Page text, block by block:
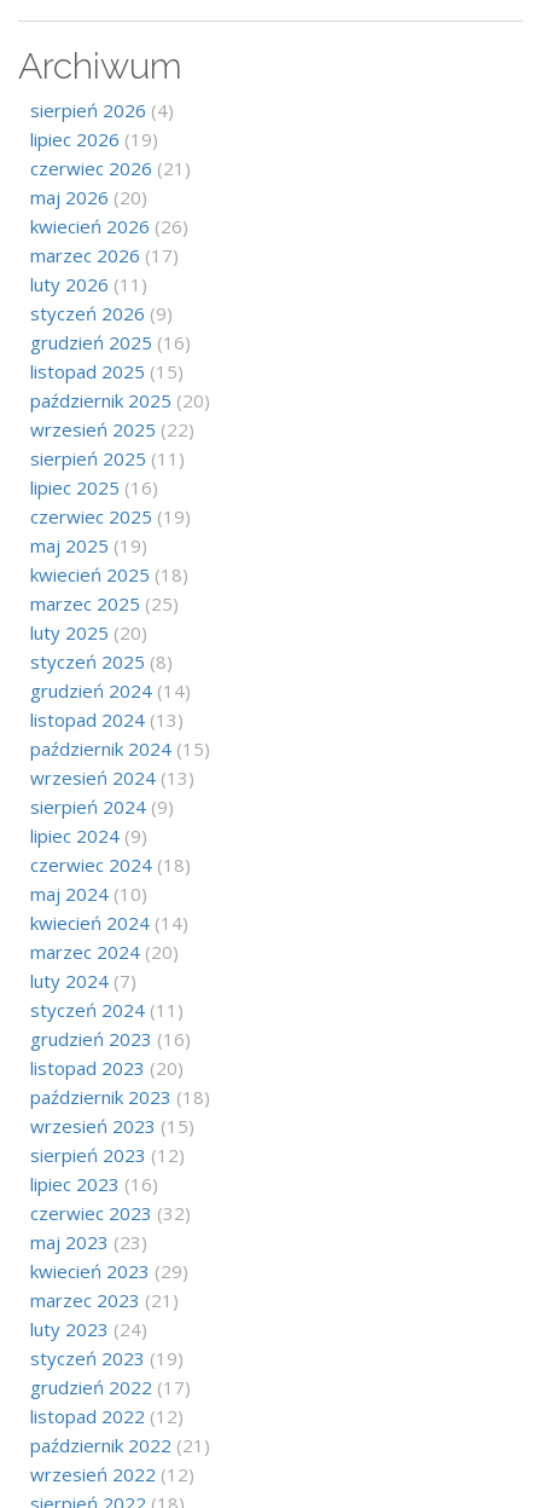
Archiwum
sierpień 2026 (4)
lipiec 2026 (19)
czerwiec 2026 (21)
maj 2026 (20)
kwiecień 2026 (26)
marzec 2026 (17)
luty 2026 (11)
styczeń 2026 (9)
grudzień 2025 (16)
listopad 2025 (15)
październik 2025 (20)
wrzesień 2025 (22)
sierpień 2025 (11)
lipiec 2025 (16)
czerwiec 2025 (19)
maj 2025 (19)
kwiecień 2025 (18)
marzec 2025 (25)
luty 2025 (20)
styczeń 2025 (8)
grudzień 2024 (14)
listopad 2024 (13)
październik 2024 (15)
wrzesień 2024 (13)
sierpień 2024 (9)
lipiec 2024 (9)
czerwiec 2024 (18)
maj 2024 (10)
kwiecień 2024 (14)
marzec 2024 (20)
luty 2024 (7)
styczeń 2024 (11)
grudzień 2023 (16)
listopad 2023 (20)
październik 2023 (18)
wrzesień 2023 (15)
sierpień 2023 (12)
lipiec 2023 (16)
czerwiec 2023 (32)
maj 2023 (23)
kwiecień 2023 (29)
marzec 2023 (21)
luty 2023 (24)
styczeń 2023 (19)
grudzień 2022 (17)
listopad 2022 (12)
październik 2022 (21)
wrzesień 2022 (12)